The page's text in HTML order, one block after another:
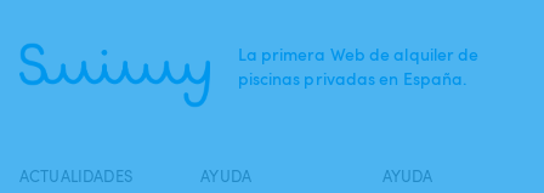
La primera Web de alquiler de
piscinas privadas en España.
ACTUALIDADES AYUDA AYUDA